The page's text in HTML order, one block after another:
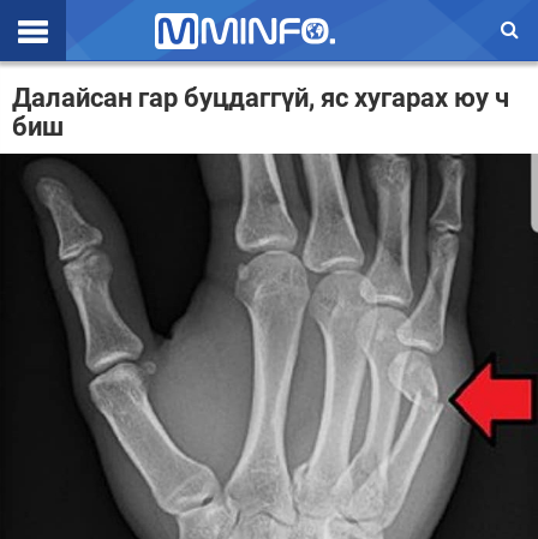
Эхлэл
Цаг агаар
Валют ханш
Улс төр
Эдийн засаг
Үзэл бодол
Энтертайнмэнт
Далайсан гар буцдаггүй, яс хугарах юу ч
биш